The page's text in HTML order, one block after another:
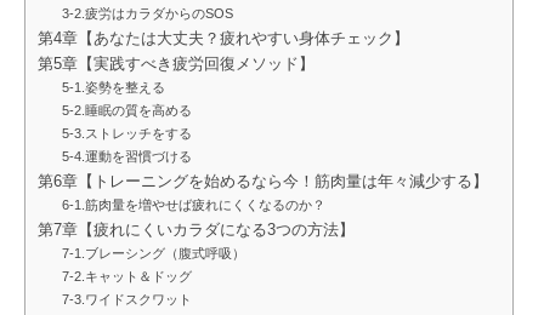
3-2.疲労はカラダからのSOS
第4章【あなたは大丈夫？疲れやすい身体チェック】
第5章【実践すべき疲労回復メソッド】
5-1.姿勢を整える
5-2.睡眠の質を高める
5-3.ストレッチをする
5-4.運動を習慣づける
第6章【トレーニングを始めるなら今！筋肉量は年々減少する】
6-1.筋肉量を増やせば疲れにくくなるのか？
第7章【疲れにくいカラダになる3つの方法】
7-1.ブレーシング（腹式呼吸）
7-2.キャット＆ドッグ
7-3.ワイドスクワット